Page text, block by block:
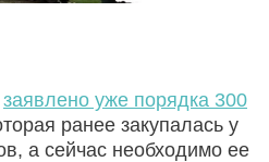
заявлено уже порядка 300
ранее закупалась у
а сейчас необходимо ее